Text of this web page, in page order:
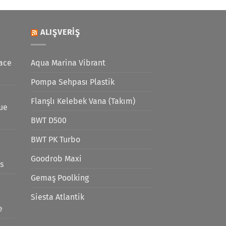
ALIŞVERIŞ
Aqua Marina Vibrant
Pompa Sehpası Plastik
Flanşlı Kelebek Vana (Takım)
BWT D500
BWT PK Turbo
Goodrob Maxi
Gemaş Poolking
Siesta Atlantik